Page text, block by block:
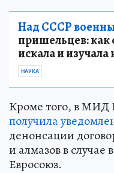
Над СССР
пришельцев: как
искала и
НАУКА
Кроме того, в МИД
получила
денонсации
и алмазов в случае
Евросоюз.